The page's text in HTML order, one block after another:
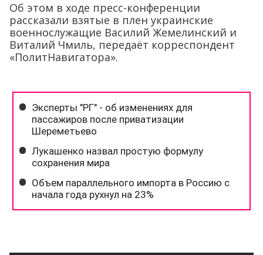
Об этом в ходе пресс-конференции
рассказали взятые в плен украинские
военнослужащие Василий Жемелинский и
Виталий Чмиль, передаёт корреспондент
«ПолитНавигатора».